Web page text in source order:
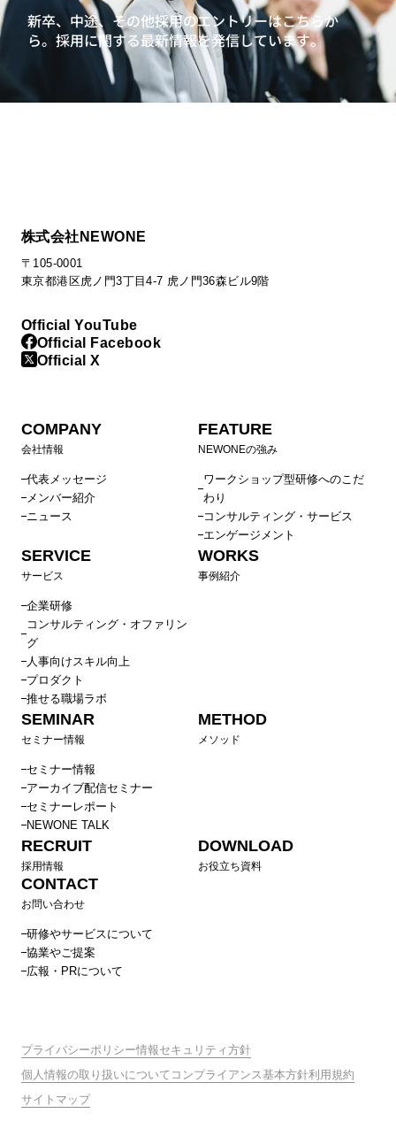
新卒、中途、その他採用のエントリーはこちらか
ら。採用に関する最新情報を発信しています。
株式会社NEWONE
〒105-0001
東京都港区虎ノ門3丁目4-7 虎ノ門36森ビル9階
Official YouTube
Official Facebook
Official X
COMPANY
会社情報
代表メッセージ
メンバー紹介
ニュース
FEATURE
NEWONEの強み
ワークショップ型研修へのこだ
わり
コンサルティング・サービス
エンゲージメント
SERVICE
サービス
企業研修
コンサルティング・オファリン
グ
人事向けスキル向上
プロダクト
推せる職場ラボ
WORKS
事例紹介
SEMINAR
セミナー情報
セミナー情報
アーカイブ配信セミナー
セミナーレポート
NEWONE TALK
METHOD
メソッド
RECRUIT
採用情報
DOWNLOAD
お役立ち資料
CONTACT
お問い合わせ
研修やサービスについて
協業やご提案
広報・PRについて
プライバシーポリシー情報セキュリティ方針
個人情報の取り扱いについて コンプライアンス基本方針利用規約
サイトマップ